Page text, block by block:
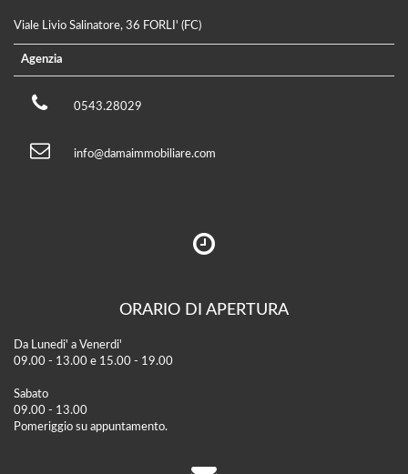
Viale Livio Salinatore, 36 FORLI' (FC)
Agenzia
0543.28029
info@damaimmobiliare.com
ORARIO DI APERTURA
Da Lunedi' a Venerdi'
09.00 - 13.00 e 15.00 - 19.00
Sabato
09.00 - 13.00
Pomeriggio su appuntamento.